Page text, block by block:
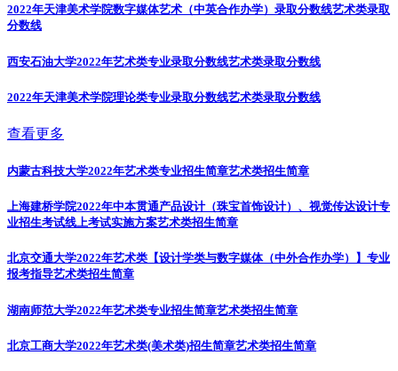
2022年天津美术学院数字媒体艺术（中英合作办学）录取分数线艺术类录取
分数线
西安石油大学2022年艺术类专业录取分数线艺术类录取分数线
2022年天津美术学院理论类专业录取分数线艺术类录取分数线
查看更多
内蒙古科技大学2022年艺术类专业招生简章艺术类招生简章
上海建桥学院2022年中本贯通产品设计（珠宝首饰设计）、视觉传达设计专
业招生考试线上考试实施方案艺术类招生简章
北京交通大学2022年艺术类【设计学类与数字媒体（中外合作办学）】专业
报考指导艺术类招生简章
湖南师范大学2022年艺术类专业招生简章艺术类招生简章
北京工商大学2022年艺术类(美术类)招生简章艺术类招生简章